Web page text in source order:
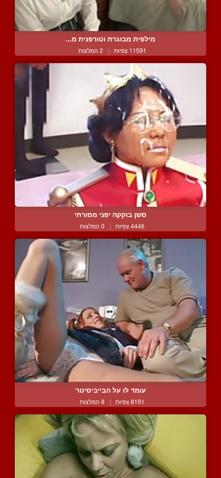
מילפית מבוגרת וטורפנית מ...
11591 צפיות | 2 המלצות
סשן בוקקה יפני מסורתי
4446 צפיות | 0 המלצות
עומד לו על הבייביסיטר
8191 צפיות | 8 המלצות